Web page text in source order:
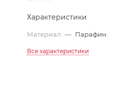
Характеристики
Материал — Парафин
Все характеристики